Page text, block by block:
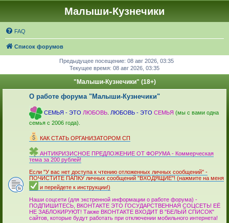
Малыши-Кузнечики
FAQ
Список форумов
Предыдущее посещение: 08 авг 2026, 03:35
Текущее время: 08 авг 2026, 03:35
"Малыши-Кузнечики" (18+)
О работе форума "Малыши-Кузнечики"
СЕМЬЯ - ЭТО ЛЮБОВЬ ЛЮБОВЬ - ЭТО СЕМЬЯ (мы с вами одна
семья с 2006 года).
КАК СТАТЬ ОРГАНИЗАТОРОМ СП
АНТИКРИЗИСНОЕ ПРЕДЛОЖЕНИЕ ОТ ФОРУМА - Коммерческая
тема за 200 рублей!
Если "У вас нет доступа к чтению отложенных личных сообщений" -
ПОЧИСТИТЕ ПАПКУ личных сообщений "ВХОДЯЩИЕ"! (нажмите на меня
и перейдете к инструкции!)
Наши соцсети (для экстренной информации о работе форума) -
ПОДПИШИТЕСЬ, ВКОНТАКТЕ ЭТО ГОСУДАРСТВЕННАЯ СОЦСЕТЬ! ЕЁ
НЕ ЗАБЛОКИРУЮТ! Также ВКОНТАКТЕ ВХОДИТ В "БЕЛЫЙ СПИСОК"
сайтов, которые будут работать при отключении мобильного интер­нета!